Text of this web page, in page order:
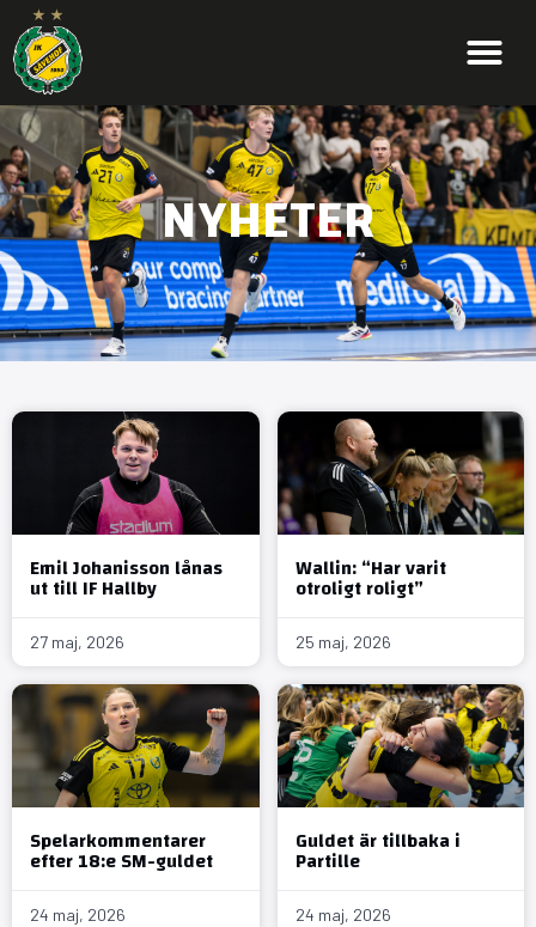
NYHETER
Emil Johanisson lånas
ut till IF Hallby
27 maj, 2026
Wallin: “Har varit
otroligt roligt”
25 maj, 2026
Spelarkommentarer
efter 18:e SM-guldet
24 maj, 2026
Guldet är tillbaka i
Partille
24 maj, 2026